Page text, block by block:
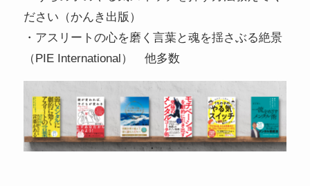
ださい（かんき出版）
・アスリートの心を磨く言葉と魂を揺さぶる絶景
（PIE International） 他多数